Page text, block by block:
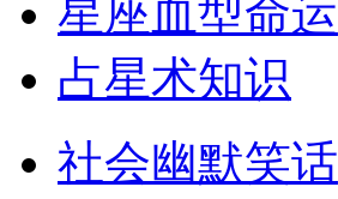
星座血型命运
占星术知识
社会幽默笑话